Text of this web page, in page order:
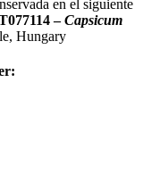
en el siguiente
–Capsicum
Hungary